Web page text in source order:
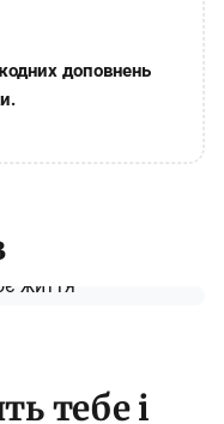
доповнень
тебе і